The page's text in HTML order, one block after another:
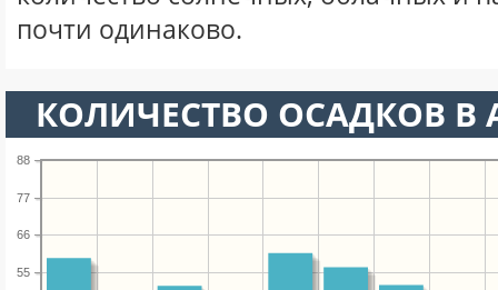
почти одинаково.
КОЛИЧЕСТВО ОСАДКОВ В
55
66
77
88